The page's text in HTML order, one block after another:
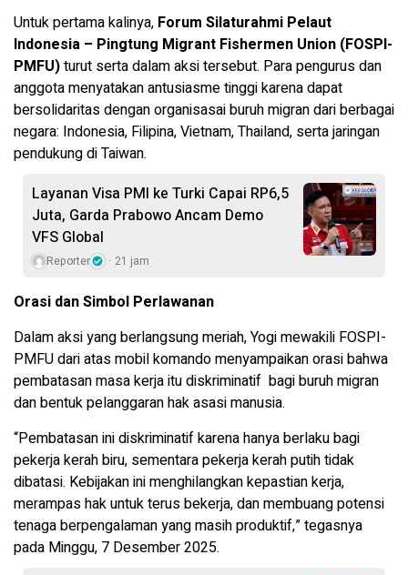
Untuk pertama kalinya, Forum Silaturahmi Pelaut
Indonesia – Pingtung Migrant Fishermen Union (FOSPI-
PMFU)turut serta dalam aksi tersebut. Para pengurus dan
anggota menyatakan antusiasme tinggi karena dapat
bersolidaritas dengan organisasai buruh migran dari berbagai
negara: Indonesia, Filipina, Vietnam, Thailand, serta jaringan
pendukung di Taiwan.
Layanan Visa PMI ke Turki Capai RP6,5
Juta, Garda Prabowo Ancam Demo
VFS Global
Reporter 21 jam
Orasi dan Simbol Perlawanan
Dalam aksi yang berlangsung meriah, Yogi mewakili FOSPI-
PMFU dari atas mobil komando menyampaikan orasi bahwa
pembatasan masa kerja itu diskriminatif bagi buruh migran
dan bentuk pelanggaran hak asasi manusia.
“Pembatasan ini diskriminatif karena hanya berlaku bagi
pekerja kerah biru, sementara pekerja kerah putih tidak
dibatasi. Kebijakan ini menghilangkan kepastian kerja,
merampas hak untuk terus bekerja, dan membuang potensi
tenaga berpengalaman yang masih produktif,” tegasnya
pada Minggu, 7 Desember 2025.